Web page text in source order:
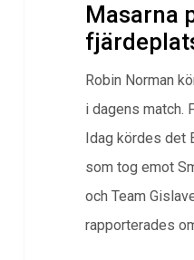
Masarna
Robin Norman
i dagens match.
Idag kördes det
som tog emot
och Team
rapporterades